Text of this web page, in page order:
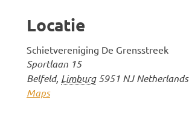
Locatie
Schietvereniging De Grensstreek
Sportlaan 15
Belfeld, Limburg 5951 NJ Netherlands
Maps